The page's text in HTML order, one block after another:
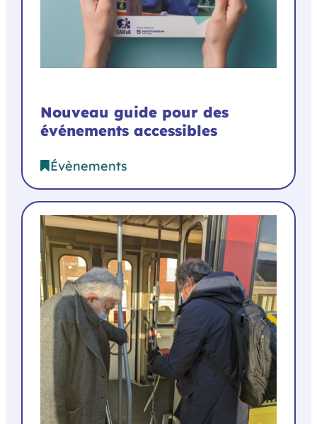
Nouveau guide pour des
événements accessibles
Évènements